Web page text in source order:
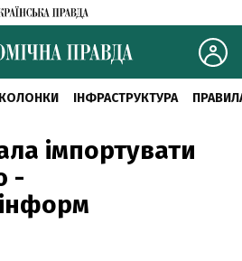
КОЛОНКИ ІНФРАСТРУКТУРА
імпортувати
-